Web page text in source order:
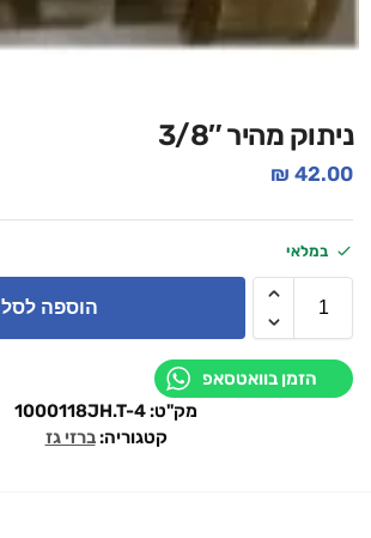
ניתוק מהיר 3/8″
₪ 42.00
במלאי
הוספה לסל
הזמן בוואטסאפ
מק"ט: 1000118JH.T-4
קטגוריה:ברזי גז